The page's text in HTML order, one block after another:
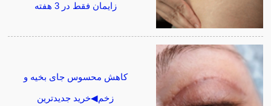
زایمان فقط در 3 هفته
کاهش محسوس جای بخیه و
زخم◀خرید جدیدترین